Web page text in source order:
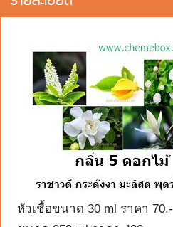
หัวเชื้อขนาด 30 ml ราคา 70.-